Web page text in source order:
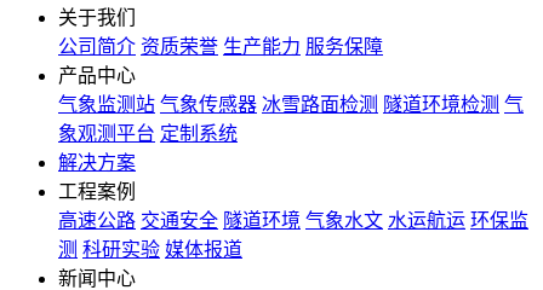
关于我们
公司简介 资质荣誉 生产能力 服务保障
产品中心
气象监测站 气象传感器 冰雪路面检测 隧道环境检测 气
象观测平台 定制系统
解决方案
工程案例
高速公路 交通安全 隧道环境 气象水文 水运航运 环保监
测 科研实验 媒体报道
新闻中心